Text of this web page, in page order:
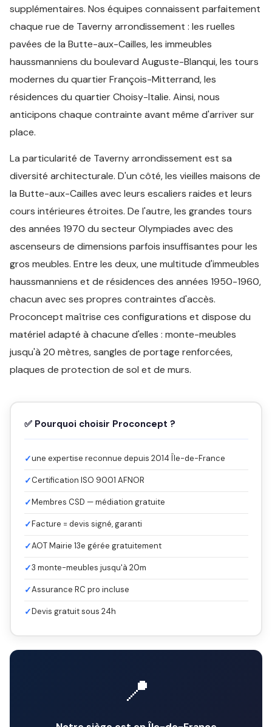
supplémentaires. Nos équipes connaissent parfaitement
chaque rue de Taverny arrondissement : les ruelles
pavées de la Butte-aux-Cailles, les immeubles
haussmanniens du boulevard Auguste-Blanqui, les tours
modernes du quartier François-Mitterrand, les
résidences du quartier Choisy-Italie. Ainsi, nous
anticipons chaque contrainte avant même d'arriver sur
place.
La particularité de Taverny arrondissement est sa
diversité architecturale. D'un côté, les vieilles maisons de
la Butte-aux-Cailles avec leurs escaliers raides et leurs
cours intérieures étroites. De l'autre, les grandes tours
des années 1970 du secteur Olympiades avec des
ascenseurs de dimensions parfois insuffisantes pour les
gros meubles. Entre les deux, une multitude d'immeubles
haussmanniens et de résidences des années 1950-1960,
chacun avec ses propres contraintes d'accès.
Proconcept maîtrise ces configurations et dispose du
matériel adapté à chacune d'elles : monte-meubles
jusqu'à 20 mètres, sangles de portage renforcées,
plaques de protection de sol et de murs.
✅ Pourquoi choisir Proconcept ?
✓une expertise reconnue depuis 2014 Île-de-France
✓Certification ISO 9001 AFNOR
✓Membres CSD — médiation gratuite
✓Facture = devis signé, garanti
✓AOT Mairie 13e gérée gratuitement
✓3 monte-meubles jusqu'à 20m
✓Assurance RC pro incluse
✓Devis gratuit sous 24h
📍